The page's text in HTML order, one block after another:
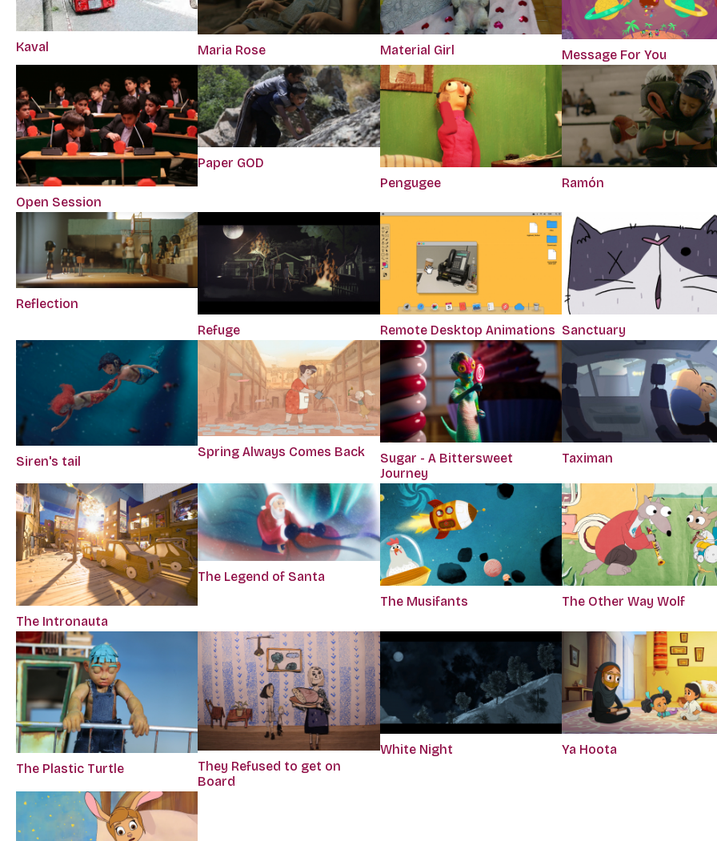
Kaval Maria Rose Material Girl Message For You
Open Session
Paper GOD
Pengugee
Ramón
Reflection
Refuge
Remote Desktop Animations Sanctuary
Siren's tail
Spring Always Comes Back
Sugar - A Bittersweet
Journey
Taximan
The Intronauta
The Legend of Santa
The Musifants
The Other Way Wolf
The Plastic Turtle
They Refused to get on
Board
White Night Ya Hoota